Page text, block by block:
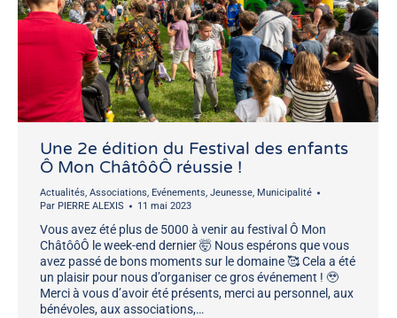
Une 2e édition du Festival des enfants
Ô Mon ChâtôôÔ réussie !
Actualités, Associations, Evénements, Jeunesse, Municipalité
Par PIERRE ALEXIS 11 mai 2023
Vous avez été plus de 5000 à venir au festival Ô Mon
ChâtôôÔ le week-end dernier 🤯 Nous espérons que vous
avez passé de bons moments sur le domaine 🥰 Cela a été
un plaisir pour nous d’organiser ce gros événement ! 🥹
Merci à vous d’avoir été présents, merci au personnel, aux
bénévoles, aux associations,…